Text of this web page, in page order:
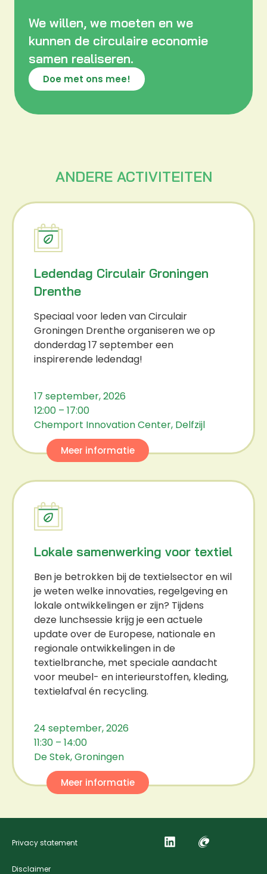
We willen, we moeten en we
kunnen de circulaire economie
samen realiseren.
Doe met ons mee!
ANDERE ACTIVITEITEN
Ledendag Circulair Groningen
Drenthe
Speciaal voor leden van Circulair
Groningen Drenthe organiseren we op
donderdag 17 september een
inspirerende ledendag!
17 september, 2026
12:00 – 17:00
Chemport Innovation Center, Delfzijl
Meer informatie
Lokale samenwerking voor textiel
Ben je betrokken bij de textielsector en wil
je weten welke innovaties, regelgeving en
lokale ontwikkelingen er zijn? Tijdens
deze lunchsessie krijg je een actuele
update over de Europese, nationale en
regionale ontwikkelingen in de
textielbranche, met speciale aandacht
voor meubel- en interieurstoffen, kleding,
textielafval én recycling.
24 september, 2026
11:30 – 14:00
De Stek, Groningen
Meer informatie
Privacy statement
Disclaimer